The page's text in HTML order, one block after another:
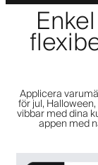
Applicera
för jul,
vibbar med dina
appen med